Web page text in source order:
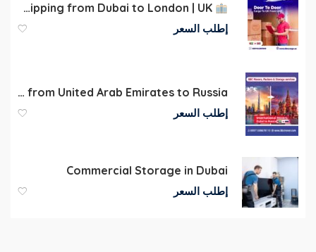
Shipping from Dubai to London | UK
إطلب السعر
Shipping from United Arab Emirates to Russia
إطلب السعر
Commercial Storage in Dubai
إطلب السعر